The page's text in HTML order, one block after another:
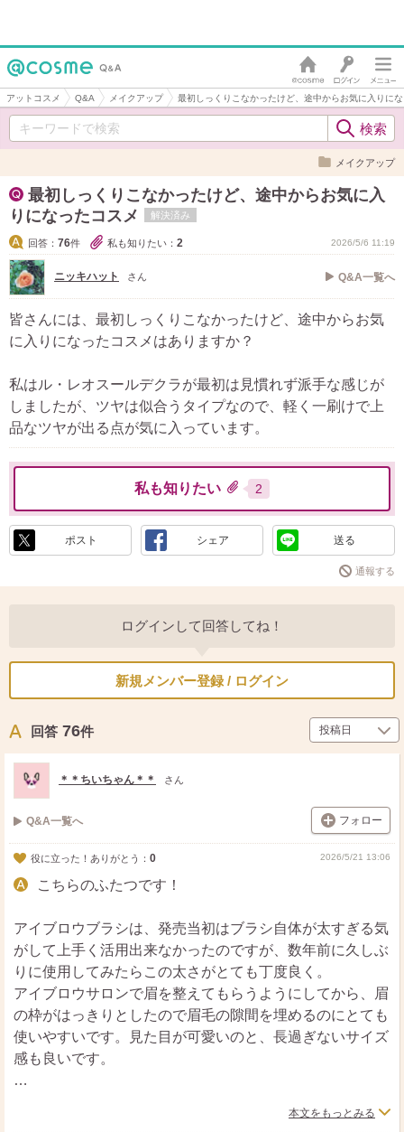
アットコスメ Q&A メイクアップ 最初しっくりこなかったけど、途中からお気に入りに
メイクアップ
最初しっくりこなかったけど、途中からお気に入
りになったコスメ
解決済み
回答： 76件 私も知りたい： 2 2026/5/6 11:19
ニッキハット さん Q&A一覧へ
皆さんには、最初しっくりこなかったけど、途中からお気
に入りになったコスメはありますか？
私はル・レオスールデクラが最初は見慣れず派手な感じが
しましたが、ツヤは似合うタイプなので、軽く一刷けで上
品なツヤが出る点が気に入っています。
私も知りたい 2
ポスト シェア 送る
通報する
ログインして回答してね！
新規メンバー登録 / ログイン
回答 76件
＊＊ちいちゃん＊＊ さん
Q&A一覧へ フォロー
役に立った！ありがとう： 0 2026/5/21 13:06
こちらのふたつです！
アイブロウブラシは、発売当初はブラシ自体が太すぎる気
がして上手く活用出来なかったのですが、数年前に久しぶ
りに使用してみたらこの太さがとても丁度良く。
アイブロウサロンで眉を整えてもらうようにしてから、眉
の枠がはっきりとしたので眉毛の隙間を埋めるのにとても
使いやすいです。見た目が可愛いのと、長過ぎないサイズ
感も良いです。
このコシのある感じが肌に丁度よく密着してくれるのでヘ
本文をもっとみる